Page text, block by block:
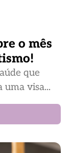
o mês
que
uma visa...